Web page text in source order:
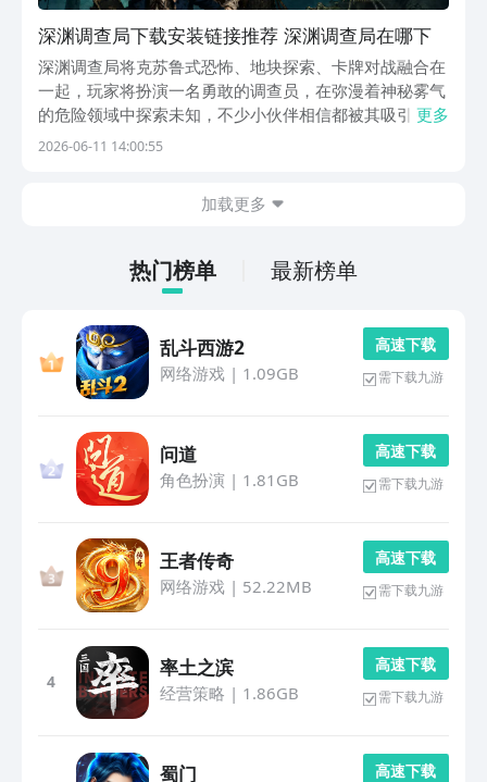
深渊调查局下载安装链接推荐 深渊调查局在哪下
深渊调查局将克苏鲁式恐怖、地块探索、卡牌对战融合在
一起，玩家将扮演一名勇敢的调查员，在弥漫着神秘雾气
的危险领域中探索未知，不少小伙伴相信都被其吸引，想
知道在哪下，那么下面就分享下深渊调查局下载地址，想
更多
2026-06-11 14:00:55
加载更多
热门榜单 最新榜单
乱斗西游2
网络游戏| 1.09GB
高 速 下 载
需下载九游
问道
角色扮演 | 1.81GB
高 速 下 载
需下载九游
王者传奇
网络游戏| 52.22MB
高 速 下 载
需下载九游
4
率土之滨
经营策略 | 1.86GB
高 速 下 载
需下载九游
蜀门 高 速 下 载